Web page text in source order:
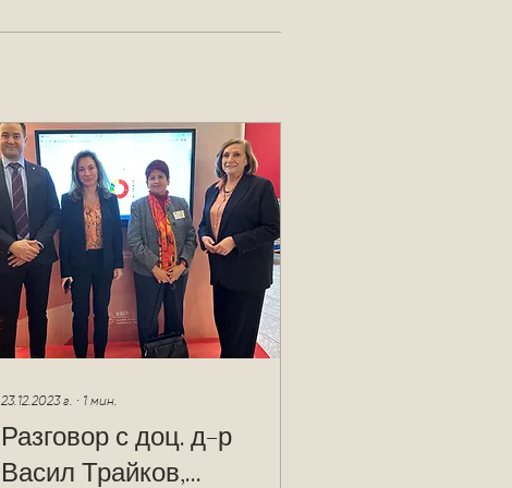
23.12.2023 г. ∙ 1 мин.
Разговор с доц. д-р
Васил Трайков,